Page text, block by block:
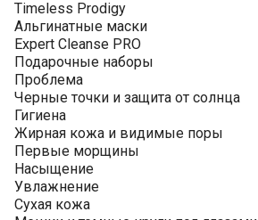
Timeless Prodigy
Альгинатные маски
Expert Cleanse PRO
Подарочные наборы
Проблема
Черные точки и защита от солнца
Гигиена
Жирная кожа и видимые поры
Первые морщины
Насыщение
Увлажнение
Сухая кожа